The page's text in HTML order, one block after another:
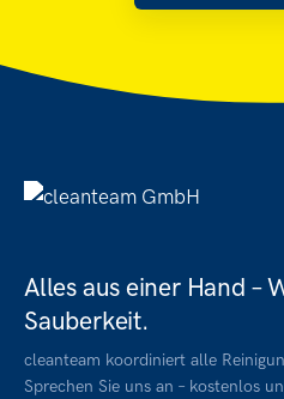
Alles aus einer Hand –
Sauberkeit.
cleanteam koordiniert alle
Sprechen Sie uns an – kostenlos